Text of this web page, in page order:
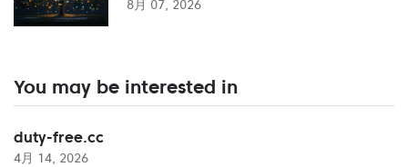
8月 07, 2026
You may be interested in
duty-free.cc
4月 14, 2026